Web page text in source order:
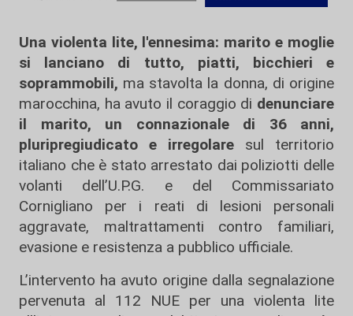
Una violenta lite, l'ennesima: marito e moglie
si lanciano di tutto, piatti, bicchieri e
soprammobili, ma stavolta la donna, di origine
marocchina, ha avuto il coraggio di denunciare
il marito, un connazionale di 36 anni,
pluripregiudicato e irregolare sul territorio
italiano che è stato arrestato dai poliziotti delle
volanti dell’U.P.G. e del Commissariato
Cornigliano per i reati di lesioni personali
aggravate, maltrattamenti contro familiari,
evasione e resistenza a pubblico ufficiale.
L’intervento ha avuto origine dalla segnalazione
pervenuta al 112 NUE per una violenta lite